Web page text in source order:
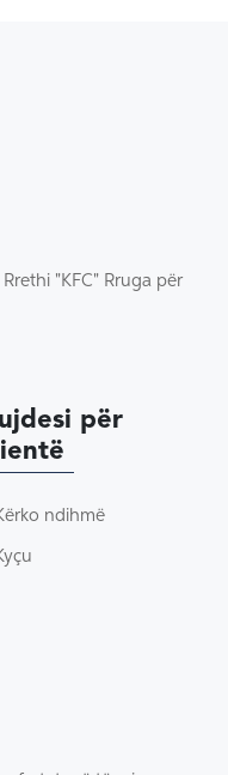
"KFC" Rruga për
për
ndihmë